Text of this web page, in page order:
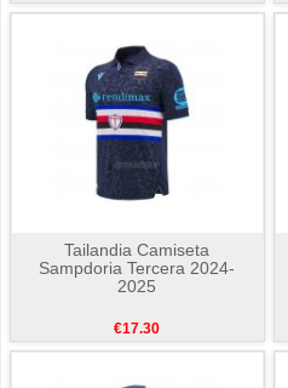
Tailandia Camiseta
Sampdoria Tercera 2024-
2025
€17.30